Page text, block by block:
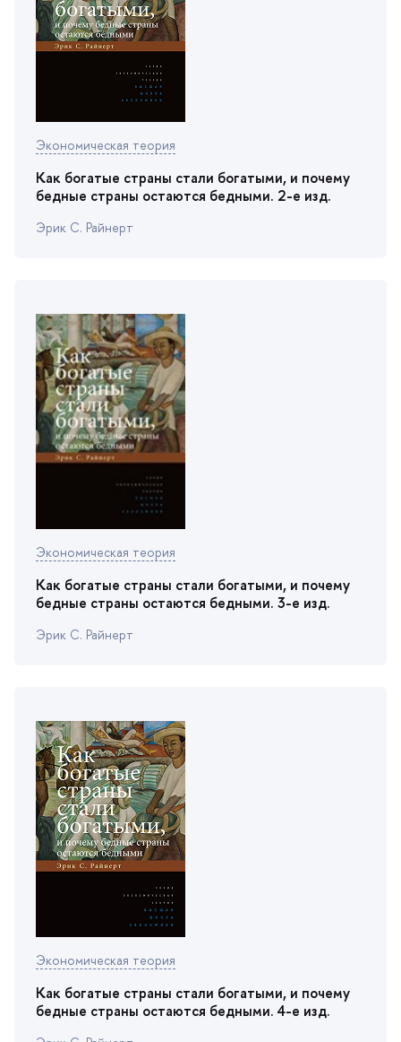
Экономическая теория
Как богатые страны стали богатыми, и почему
едные страны остаются бедными. 2-е изд.
Эрик С. Райнерт
Экономическая теория
Как богатые страны стали богатыми, и почему
едные страны остаются бедными. 3-е изд.
Эрик С. Райнерт
Экономическая теория
Как богатые страны стали богатыми, и почему
едные страны остаются бедными. 4-е изд.